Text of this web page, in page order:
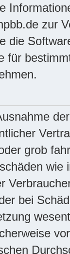
zur
die
für
grob
wie
bei